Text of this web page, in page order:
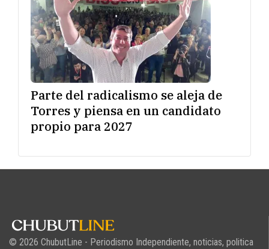
Parte del radicalismo se aleja de
Torres y piensa en un candidato
propio para 2027
© 2026 ChubutLine - Periodismo Independiente, noticias, politica